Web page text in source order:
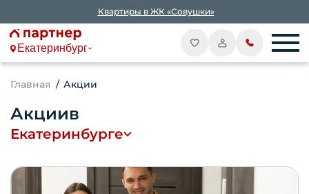
Квартиры в ЖК «Совушки»
Екатеринбург
Главная Акции
Акциив
Екатеринбурге